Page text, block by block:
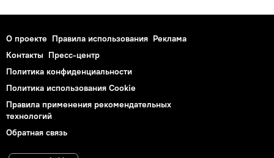
О проекте Правила использования Реклама
Контакты Пресс-центр
Политика конфиденциальности
Политика использования Cookie
Правила применения рекомендательных
технологий
Обратная связь